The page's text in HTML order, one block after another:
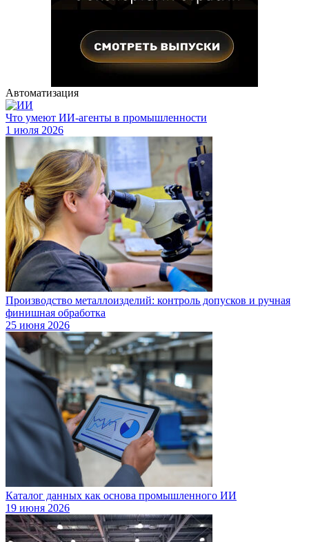
Автоматизация
Что умеют ИИ-агенты в промышленности
1 июля 2026
Производство металлоизделий: контроль допусков и ручная
финишная обработка
25 июня 2026
Каталог данных как основа промышленного ИИ
19 июня 2026